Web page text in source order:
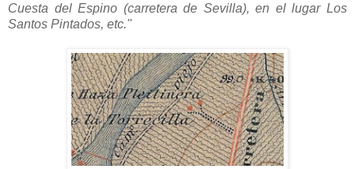
Cuesta del Espino (carretera de Sevilla), en el lugar Los
Santos Pintados, etc."